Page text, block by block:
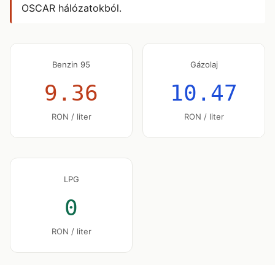
OSCAR hálózatokból.
Benzin 95
9.36
RON / liter
Gázolaj
10.47
RON / liter
LPG
0
RON / liter